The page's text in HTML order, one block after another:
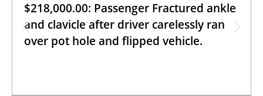
$218,000.00: Passenger Fractured ankle
and clavicle after driver carelessly ran
over pot hole and flipped vehicle.